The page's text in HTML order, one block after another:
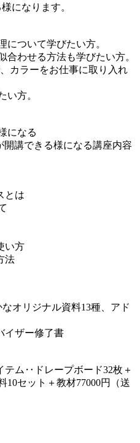
になります。
について学びたい方。
合わせる方法も学びたい方。
カラーをお仕事に取り入れ
い方。
になる
開講できる様になる講座内容
とは
い方
法
オリジナル資料13種、アド
イザー修了書
テム‥ドレープボード32枚＋
10セット＋教材77000円（送